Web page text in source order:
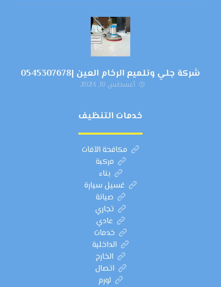
شركة جلي وتلميع الرخام العين |0545307678
أغسطس 10, 2024
خدمات التنظيف
مكافحة الآفات
مركبة
بناء
غسيل سيارة
صيانة
تجاري
عادي
خدمات
الداخلية
الخارج
اتصال
لورم